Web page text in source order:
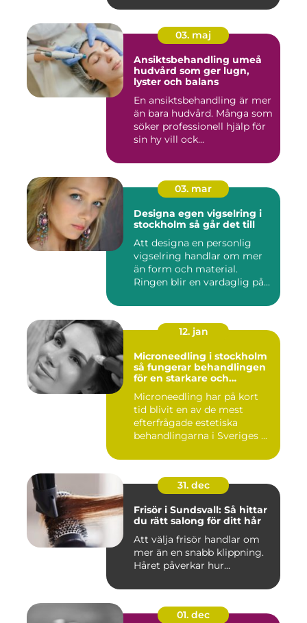
03. maj
Ansiktsbehandling umeå
hudvård som ger lugn,
lyster och balans
En ansiktsbehandling är mer
än bara hudvård. Många som
söker professionell hjälp för
sin hy vill ock...
03. mar
Designa egen vigselring i
stockholm så går det till
Att designa en personlig
vigselring handlar om mer
än form och material.
Ringen blir en vardaglig på...
12. jan
Microneedling i stockholm
så fungerar behandlingen
för en starkare och
Microneedling har på kort
tid blivit en av de mest
efterfrågade estetiska
behandlingarna i Sveriges ...
31. dec
Frisör i Sundsvall: Så hittar
du rätt salong för ditt hår
Att välja frisör handlar om
mer än en snabb klippning.
Håret påverkar hur...
01. dec